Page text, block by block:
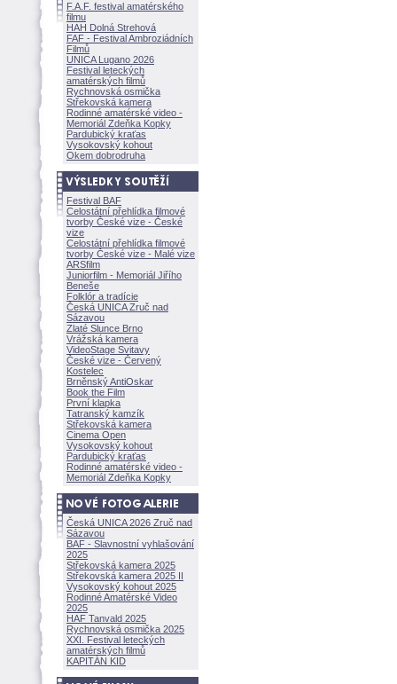
F.A.F. festival amatérského
filmu
HAH Dolná Strehov
FAF - Festival Ambroziádních
Filmů
UNICA Lugano 2026
Festival leteckých
amatérských filmů
Rychnovská osmička
Střekovská kamera
Rodinné amatérské video -
Memoriál Zdeňka Kopky
Pardubický kraťas
Vysokovský kohout
Okem dobrodruha
Festival BAF
Celostátní přehlídka filmové
tvorby České vize - České
vize
Celostátní přehlídka filmové
tvorby České vize - Malé vize
ARSfilm
Juniorfilm - Memoriál Jiřího
Beneše
Folklór a tradície
Česká UNICA Zruč nad
Sázavou
Zlaté Slunce Brno
Vrážská kamera
VideoStage Svitavy
České vize - Červený
Kostelec
Brněnský AntiOskar
Book the Film
První klapka
Tatranský kamzík
Střekovská kamera
Cinema Open
Vysokovský kohout
Pardubický kraťas
Rodinné amatérské video -
Memoriál Zdeňka Kopky
Česká UNICA 2026 Zruč nad
Sázavou
BAF - Slavnostní vyhlašování
2025
Střekovská kamera 2025
Střekovská kamera 2025 II
Vysokovský kohout 2025
Rodinné Amatérské Video
2025
HAF Tanvald 2025
Rychnovská osmička 2025
XXI. Festival leteckých
amatérských filmů
KAPITÁN KID